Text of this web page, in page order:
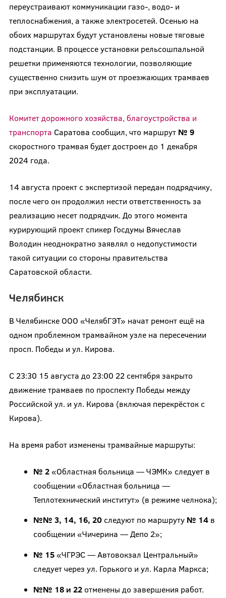
переустраивают коммуникации газо-, водо- и
теплоснабжения, а также электросетей. Осенью на
обоих маршрутах будут установлены новые тяговые
подстанции. В процессе установки рельсошпальной
решетки применяются технологии, позволяющие
существенно снизить шум от проезжающих трамваев
при эксплуатации.
Комитет дорожного хозяйства, благоустройства и
транспорта Саратова сообщил, что маршрут № 9
скоростного трамвая будет достроен до 1 декабря
2024 года.
14 августа проект с экспертизой передан подрядчику,
после чего он продолжил нести ответственность за
реализацию несет подрядчик. До этого момента
курирующий проект спикер Госдумы Вячеслав
Володин неоднократно заявлял о недопустимости
такой ситуации со стороны правительства
Саратовской области.
Челябинск
В Челябинске ООО «ЧелябГЭТ» начат ремонт ещё на
одном проблемном трамвайном узле на пересечении
просп. Победы и ул. Кирова.
С 23:30 15 августа до 23:00 22 сентября закрыто
движение трамваев по проспекту Победы между
Российской ул. и ул. Кирова (включая перекрёсток с
Кирова).
На время работ изменены трамвайные маршруты:
№ 2«Областная больница — ЧЭМК» следует в
сообщении «Областная больница —
Теплотехнический институт» (в режиме челнока);
№№ 3, 14, 16, 20следуют по маршруту № 14в
сообщении «Чичерина — Депо 2»;
№ 15«ЧГРЭС — Автовокзал Центральный»
следует через ул. Горького и ул. Карла Маркса;
№№ 18 и 22отменены до завершения работ.